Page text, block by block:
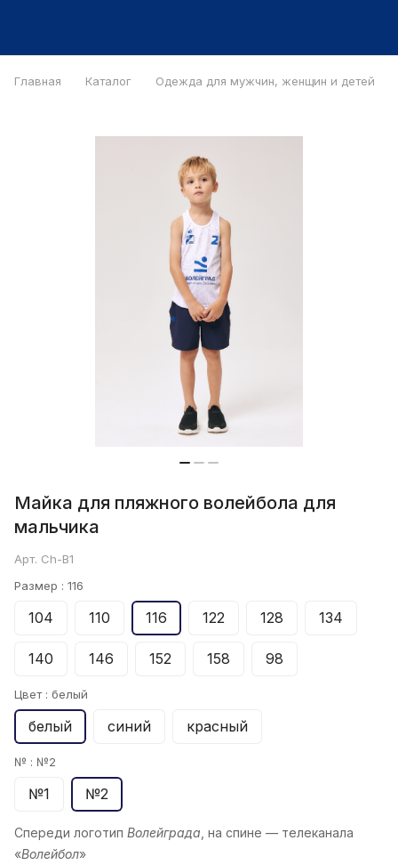
Главная Каталог Одежда для мужчин, женщин и детей
Майка для пляжного волейбола для
мальчика
Арт. Ch-B1
Размер : 116
104 110 116 122 128 134
140 146 152 158 98
Цвет : белый
белый синий красный
№ : №2
№1 №2
Спереди логотип Волейграда, на спине — телеканала
«Волейбол»